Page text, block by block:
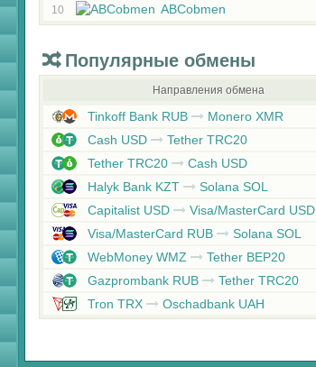
10 ABCobmen
Популярные обмены
Направления обмена
Tinkoff Bank RUB
Monero XMR
Cash USD
Tether TRC20
Tether TRC20
Cash USD
Halyk Bank KZT
Solana SOL
Capitalist USD
Visa/MasterCard USD
Visa/MasterCard RUB
Solana SOL
WebMoney WMZ
Tether BEP20
Gazprombank RUB
Tether TRC20
Tron TRX
Oschadbank UAH